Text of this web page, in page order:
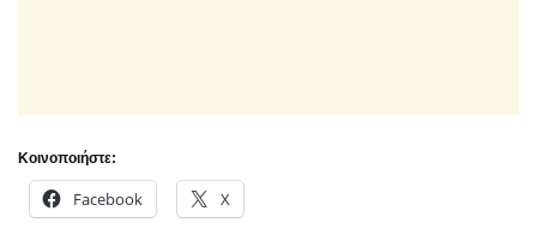
Κοινοποιήστε:
Facebook X